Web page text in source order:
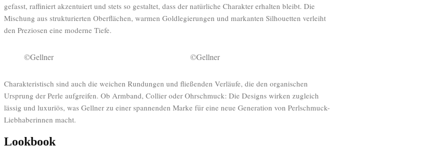
gefasst, raffiniert akzentuiert und stets so gestaltet, dass der natürliche Charakter erhalten bleibt. Die
Mischung aus strukturierten Oberflächen, warmen Goldlegierungen und markanten Silhouetten verleiht
den Preziosen eine moderne Tiefe.
©Gellner ©Gellner
Charakteristisch sind auch die weichen Rundungen und fließenden Verläufe, die den organischen
Ursprung der Perle aufgreifen. Ob Armband, Collier oder Ohrschmuck: Die Designs wirken zugleich
lässig und luxuriös, was Gellner zu einer spannenden Marke für eine neue Generation von Perlschmuck-
Liebhaberinnen macht.
Lookbook